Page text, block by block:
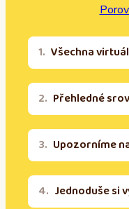
Všechna
Přehledné
Upozorníme
Jednoduše si